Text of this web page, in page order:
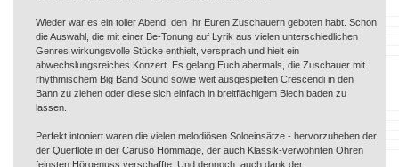
Wieder war es ein toller Abend, den Ihr Euren Zuschauern geboten habt. Schon
die Auswahl, die mit einer Be-Tonung auf Lyrik aus vielen unterschiedlichen
Genres wirkungsvolle Stücke enthielt, versprach und hielt ein
abwechslungsreiches Konzert. Es gelang Euch abermals, die Zuschauer mit
rhythmischem Big Band Sound sowie weit ausgespielten Crescendi in den
Bann zu ziehen oder diese sich einfach in breitflächigem Blech baden zu
lassen.
Perfekt intoniert waren die vielen melodiösen Soloeinsätze - hervorzuheben der
der Querflöte in der Caruso Hommage, der auch Klassik-verwöhnten Ohren
feinsten Hörgenuss verschaffte. Und dennoch, auch dank der